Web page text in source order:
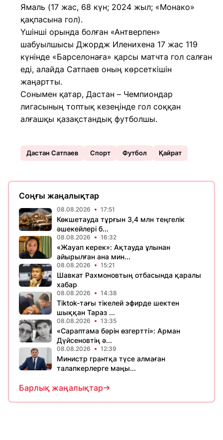
Ямаль (17 жас, 68 күн; 2024 жыл; «Монако»
қақпасына гол).
Үшінші орында болған «Антверпен»
шабуылшысы Джордж Иленихена 17 жас 119
күнінде «Барселонаға» қарсы матчта гол салған
еді, алайда Сатпаев оның көрсеткішін
жаңартты.
Сонымен қатар, Дастан – Чемпиондар
лигасының топтық кезеңінде гол соққан
алғашқы қазақстандық футболшы.
Дастан Сатпаев Спорт Футбол Қайрат
Соңғы жаңалықтар
08.08.2026 17:51
Көкшетауда тұрғын 3,4 млн теңгелік
әшекейлері б...
08.08.2026 16:32
«Жауап керек»: Ақтауда ұлынан
айырылған ана мин...
08.08.2026 15:21
Шавкат Рахмоновтың отбасында қаралы
хабар
08.08.2026 14:38
Tiktok-тағы тікелей эфирде шектен
шыққан Тараз ...
08.08.2026 13:35
«Сараптама бәрін өзгертті»: Арман
Дүйсеновтің ә...
08.08.2026 12:39
Министр грантқа түсе алмаған
талапкерлерге маңы...
Барлық жаңалықтар